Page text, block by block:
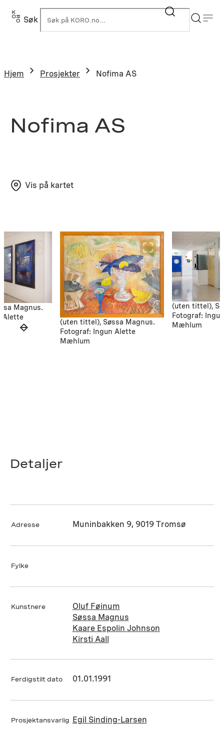
Hopp
Søk
Hjem Prosjekter Nofima AS
Nofima AS
Vis på kartet
Magnus.
Alette
(uten tittel), Søssa Magnus.
Fotograf: Ingun Alette
Mæhlum
(uten tittel),
Fotograf:
Mæhlum
Detaljer
Adresse Muninbakken 9, 9019 Tromsø
Fylke
Kunstnere
Oluf Føinum
Søssa Magnus
Kaare Espolin Johnson
Kirsti Aall
Ferdigstilt dato 01.01.1991
Prosjektansvarlig Egil Sinding-Larsen